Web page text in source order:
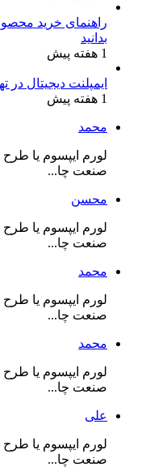
بدانید
1 هفته پیش
ایمپلنت دیجیتال در
1 هفته پیش
محمد
لورم ایپسوم یا
صنعت چا...
محسن
لورم ایپسوم یا
صنعت چا...
محمد
لورم ایپسوم یا
صنعت چا...
محمد
لورم ایپسوم یا
صنعت چا...
علی
لورم ایپسوم یا
صنعت چا...